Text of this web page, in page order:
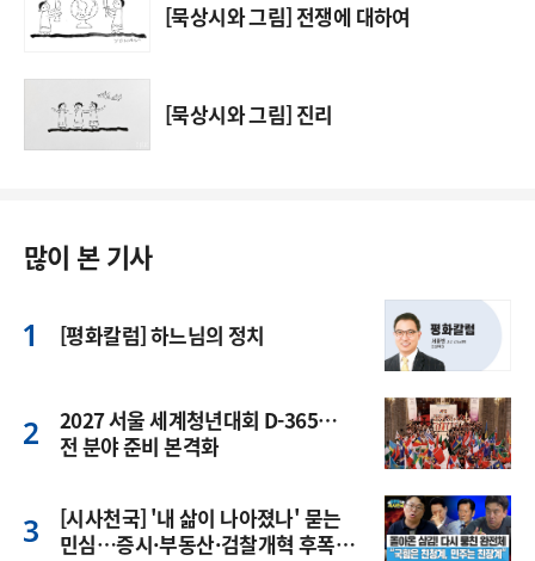
[묵상시와 그림] 전쟁에 대하여
[묵상시와 그림] 진리
많이 본 기사
[평화칼럼] 하느님의 정치
2027 서울 세계청년대회 D-365…
전 분야 준비 본격화
[시사천국] '내 삶이 나아졌나' 묻는
민심…증시·부동산·검찰개혁 후폭